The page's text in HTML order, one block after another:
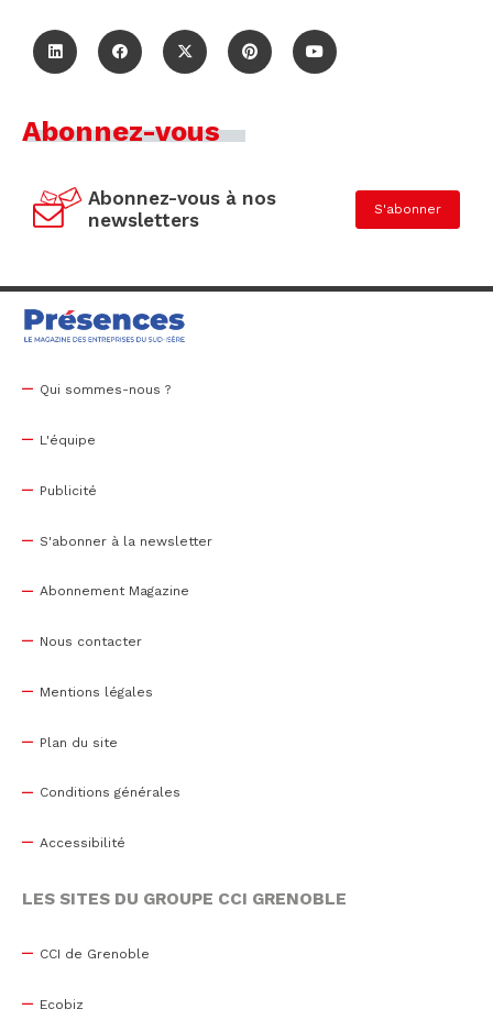
Abonnez-vous
Abonnez-vous à nos
newsletters
S'abonner
Qui sommes-nous ?
L'équipe
Publicité
S'abonner à la newsletter
Abonnement Magazine
Nous contacter
Mentions légales
Plan du site
Conditions générales
Accessibilité
LES SITES DU GROUPE CCI GRENOBLE
CCI de Grenoble
Ecobiz